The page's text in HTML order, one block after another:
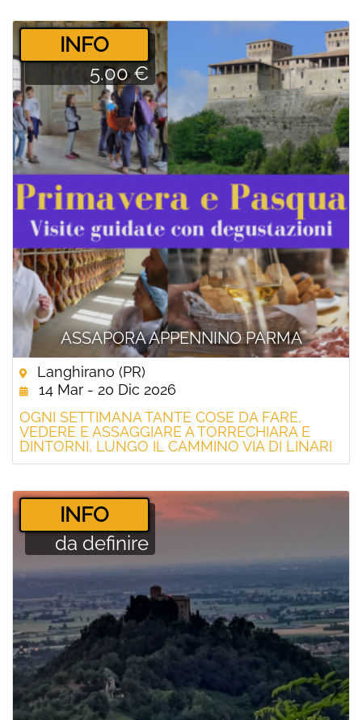
ASSAPORA APPENNINO PARMA
­INFO
5.00 €
Langhirano (PR)
14 Mar - 20 Dic 2026
OGNI SETTIMANA TANTE COSE DA FARE,
VEDERE E ASSAGGIARE A TORRECHIARA E
DINTORNI, LUNGO IL CAMMINO VIA DI LINARI
­INFO
da definire